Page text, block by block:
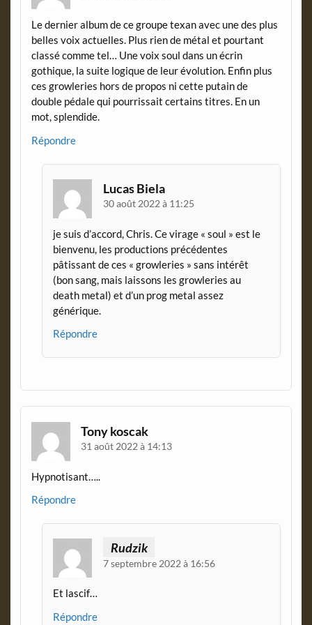
Le dernier album de ce groupe texan avec une des plus
belles voix actuelles. Plus rien de métal et pourtant
classé comme tel… Une voix soul dans un écrin
gothique, la suite logique de leur évolution. Enfin plus
ces growleries hors de propos ni cette putain de
double pédale qui pourrissait certains titres. En un
mot, splendide.
Répondre
Lucas Biela
30 août 2022 à 11:25
je suis d’accord, Chris. Ce virage « soul » est le
bienvenu, les productions précédentes
pâtissant de ces « growleries » sans intérêt
(bon sang, mais laissons les growleries au
death metal) et d’un prog metal assez
générique.
Répondre
Tony koscak
31 août 2022 à 14:13
Hypnotisant…..
Répondre
Rudzik
7 septembre 2022 à 16:56
Et lascif…
Répondre